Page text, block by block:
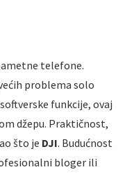
telefone.
problema solo
funkcije, ovaj
džepu. Praktičnost,
što je DJI. Budućnost
bloger ili